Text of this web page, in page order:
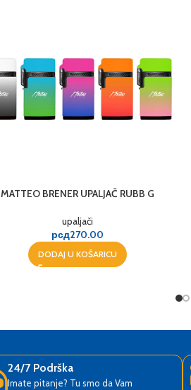
MATTEO BRENER UPALJAČ RUBB G
upaljači
рсд270.00
DODAJ U KOŠARICU
24/7 Podrška
Imate pitanje? Tu smo da Vam